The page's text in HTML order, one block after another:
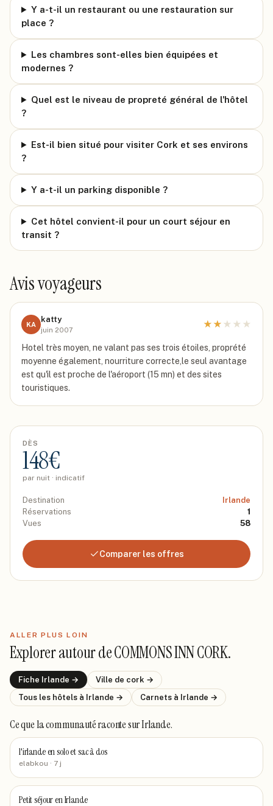
Y a-t-il un restaurant ou une restauration sur
place ?
Les chambres sont-elles bien équipées et
modernes ?
Quel est le niveau de propreté général de l'hôtel
?
Est-il bien situé pour visiter Cork et ses environs
?
Y a-t-il un parking disponible ?
Cet hôtel convient-il pour un court séjour en
transit ?
Avis voyageurs
KA
katty
juin 2007
★★ ★ ★ ★
Hotel très moyen, ne valant pas ses trois étoiles, proprété
moyenne également, nourriture correcte,le seul avantage
est qu'il est proche de l'aéroport (15 mn) et des sites
touristiques.
DÈS
148€
par nuit · indicatif
Destination
Irlande
Réservations
1
Vues
58
Comparer les offres
ALLER PLUS LOIN
Explorer autour deCOMMONS INN CORK.
Fiche Irlande → Ville de cork →
Tous les hôtels à Irlande → Carnets à Irlande →
Ce que la communauté racontesur Irlande.
l'irlande en solo et sac à dos
elabkou · 7 j
Petit séjour en Irlande